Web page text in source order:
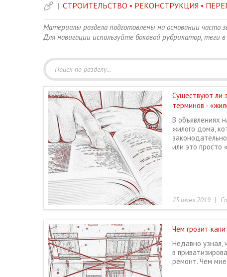
| СТРОИТЕЛЬСТВО • РЕКОНСТРУКЦИЯ •
Материалы раздела подготовлены на основании часто
Для навигации используйте боковой рубрикатор, теги
Существуют ли
терминов -
В объявлениях
жилого дома,
или это просто
25 июня 2019 |
Чем грозит
Недавно узнал,
в
ремонт. Чем мне